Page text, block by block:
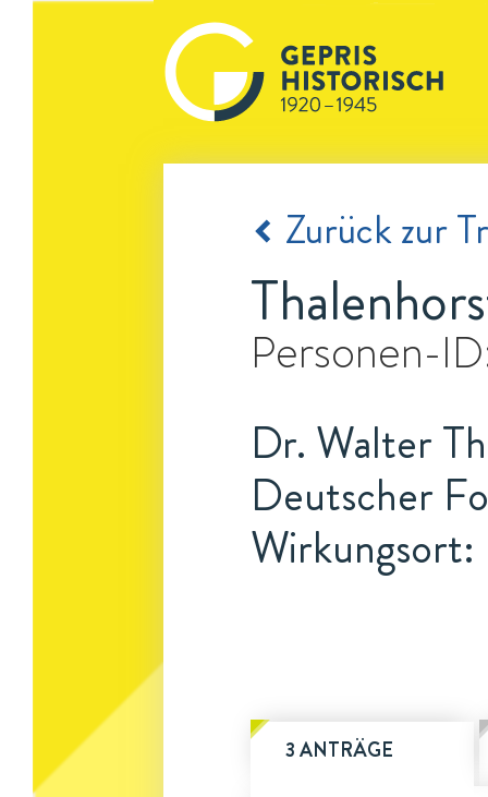
Zurück zur
Personen-
Dr. Walter
Deutscher
Wirkungsort:
3 ANTRÄGE